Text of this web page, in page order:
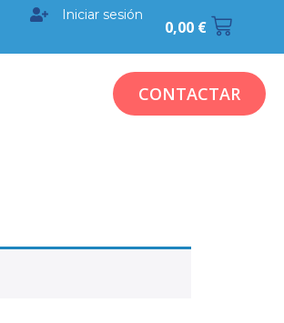
0,00 €
Iniciar sesión
CONTACTAR